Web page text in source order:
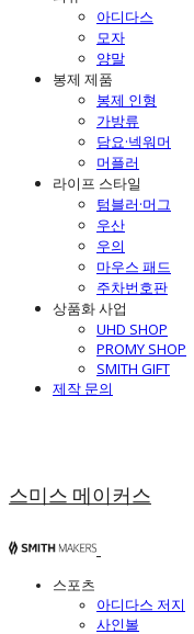
아디다스
모자
양말
봉제 제품
봉제 인형
가방류
담요·넥워머
머플러
라이프 스타일
텀블러·머그
우산
우의
마우스 패드
주차번호판
상품화 사업
UHD SHOP
PROMY SHOP
SMITH GIFT
제작 문의
스미스 메이커스
스포츠
아디다스 저지
사인볼